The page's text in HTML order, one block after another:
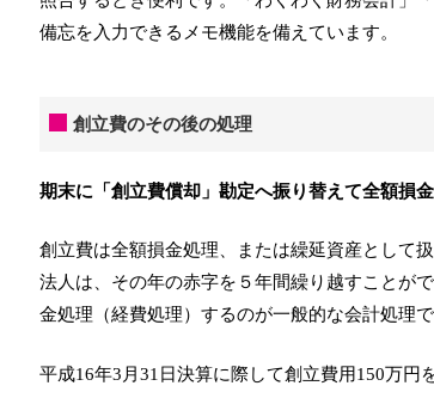
備忘を入力できるメモ機能を備えています。
創立費のその後の処理
期末に「創立費償却」勘定へ振り替えて全額損
創立費は全額損金処理、または繰延資産として
法人は、その年の赤字を５年間繰り越すことが
金処理（経費処理）するのが一般的な会計処理で
平成16年3月31日決算に際して創立費用150万円